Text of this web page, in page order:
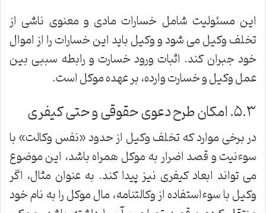
این مسئولیت شامل خسارات مادی و معنوی ناشی از
تخلف وکیل می شود و وکیل باید این خسارات را از اموال
خود جبران کند. اثبات ورود خسارت و رابطه سببی بین
عمل وکیل و خسارت وارده، بر عهده موکل است.
۵.۳. امکان طرح دعوی حقوقی و حتی کیفری
در برخی موارد که تخلف وکیل از حدود «نفس وکالت» با
سوءنیت و قصد اضرار به موکل همراه باشد، این موضوع
می تواند ابعاد کیفری نیز پیدا کند. به عنوان مثال، اگر
وکیل با سوءاستفاده از وکالتنامه، مال موکل را به نام خود